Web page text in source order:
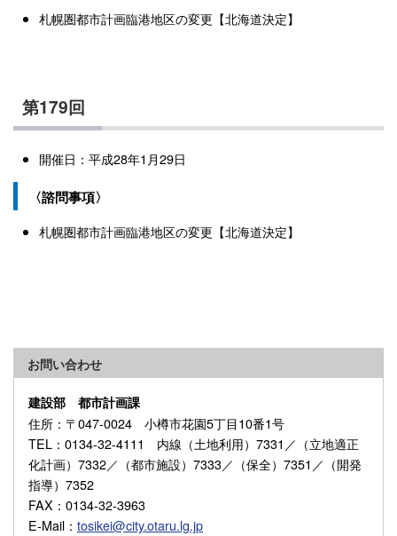
札幌圏都市計画臨港地区の変更【北海道決定】
第179回
開催日：平成28年1月29日
〈諮問事項〉
札幌圏都市計画臨港地区の変更【北海道決定】
お問い合わせ
建設部 都市計画課
住所 ：〒047-0024 小樽市花園5丁目10番1号
TEL ：0134-32-4111 内線（土地利用）7331／（立地適正
化計画）7332／（都市施設）7333／（保全）7351／（開発
指導）7352
FAX ：0134-32-3963
E-Mail ： tosikei@city.otaru.lg.jp